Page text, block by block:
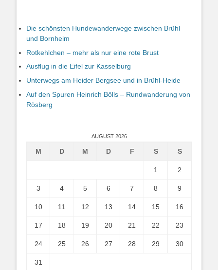
Die schönsten Hundewanderwege zwischen Brühl
und Bornheim
Rotkehlchen – mehr als nur eine rote Brust
Ausflug in die Eifel zur Kasselburg
Unterwegs am Heider Bergsee und in Brühl-Heide
Auf den Spuren Heinrich Bölls – Rundwanderung von
Rösberg
AUGUST 2026
M D M D F S S
1 2
3 4 5 6 7 8 9
10 11 12 13 14 15 16
17 18 19 20 21 22 23
24 25 26 27 28 29 30
31